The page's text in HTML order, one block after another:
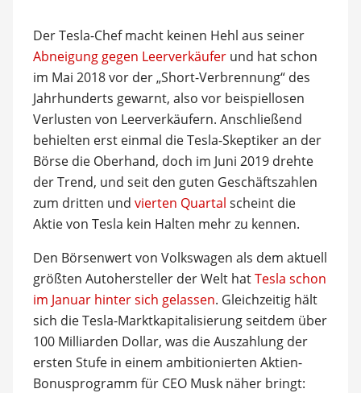
Der Tesla-Chef macht keinen Hehl aus seiner
Abneigung gegen Leerverkäuferund hat schon
im Mai 2018 vor der „Short-Verbrennung“ des
Jahrhunderts gewarnt, also vor beispiellosen
Verlusten von Leerverkäufern. Anschließend
behielten erst einmal die Tesla-Skeptiker an der
Börse die Oberhand, doch im Juni 2019 drehte
der Trend, und seit den guten Geschäftszahlen
zum dritten und vierten Quartal scheint die
Aktie von Tesla kein Halten mehr zu kennen.
Den Börsenwert von Volkswagen als dem aktuell
größten Autohersteller der Welt hatTesla schon
im Januar hinter sich gelassen. Gleichzeitig hält
sich die Tesla-Marktkapitalisierung seitdem über
100 Milliarden Dollar, was die Auszahlung der
ersten Stufe in einem ambitionierten Aktien-
Bonusprogramm für CEO Musk näher bringt: